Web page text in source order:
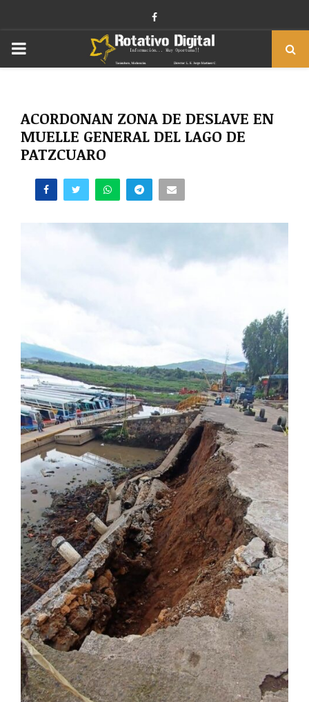
Facebook
PRIMARY
ACORDONAN ZONA DE DESLAVE EN
MUELLE GENERAL DEL LAGO DE
PATZCUARO